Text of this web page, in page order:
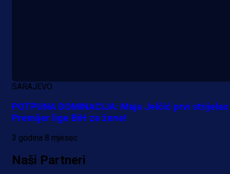
SARAJEVO
POTPUNA DOMINACIJA: Maja Jelčić prvi strijelac
Premijer lige BiH za žene!
3 godina 8 mjesec
Naši Partneri